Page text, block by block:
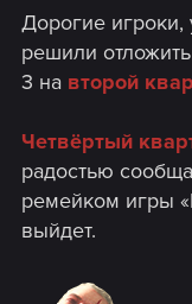
Дорогие
решили
3 на второй
Четвёртый
радостью
ремейком игры
выйдет.